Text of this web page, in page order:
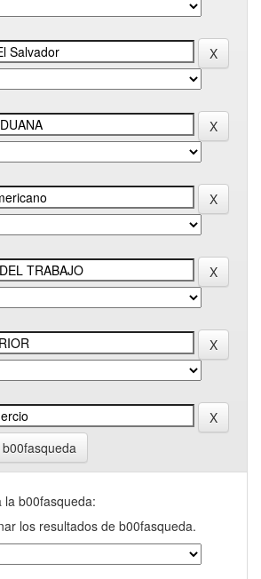
la b00fasqueda:
los resultados de b00fasqueda.